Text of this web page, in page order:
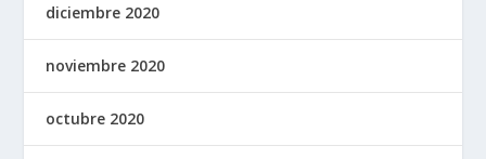
diciembre 2020
noviembre 2020
octubre 2020